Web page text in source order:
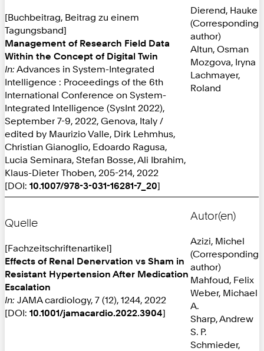
[Buchbeitrag, Beitrag zu einem
Tagungsband]
Management of Research Field Data
Within the Concept of Digital Twin
In: Advances in System-Integrated
Intelligence : Proceedings of the 6th
International Conference on System-
Integrated Intelligence (SysInt 2022),
September 7-9, 2022, Genova, Italy /
edited by Maurizio Valle, Dirk Lehmhus,
Christian Gianoglio, Edoardo Ragusa,
Lucia Seminara, Stefan Bosse, Ali Ibrahim,
Klaus-Dieter Thoben, 205-214, 2022
[DOI: 10.1007/978-3-031-16281-7_20]
Dierend, Hauke
(Corresponding
author)
Altun, Osman
Mozgova, Iryna
Lachmayer,
Roland
Quelle
[Fachzeitschriftenartikel]
Effects of Renal Denervation vs Sham in
Resistant Hypertension After Medication
Escalation
In: JAMA cardiology, 7 (12), 1244, 2022
[DOI: 10.1001/jamacardio.2022.3904]
Autor(en)
Azizi, Michel
(Corresponding
author)
Mahfoud, Felix
Weber, Michael
A.
Sharp, Andrew
S. P.
Schmieder,